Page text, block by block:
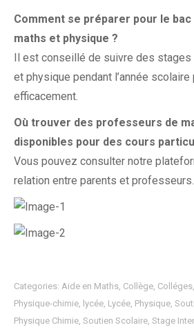
Comment se préparer pour le
maths et physique ?
Il est conseillé de suivre des
et physique pendant l’année
efficacement.
Où trouver des professeurs de
disponibles pour des cours
Vous pouvez consulter notre
relation entre parents et professeurs.
Categories: Aide en Maths, Collège, Colléges,
Physique-chimie, lycée, Lycée, Physique,
Physique Chimie, Soutien Scolaire, Stage